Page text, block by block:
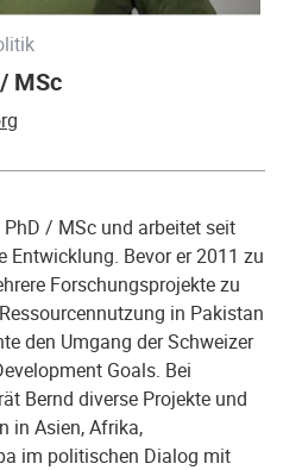
MSc
/ MSc und arbeitet seit
Bevor er 2011 zu
Forschungsprojekte zu
in Pakistan
den Umgang der Schweizer
Goals. Bei
Bernd diverse Projekte und
in Asien, Afrika,
im politischen Dialog mit